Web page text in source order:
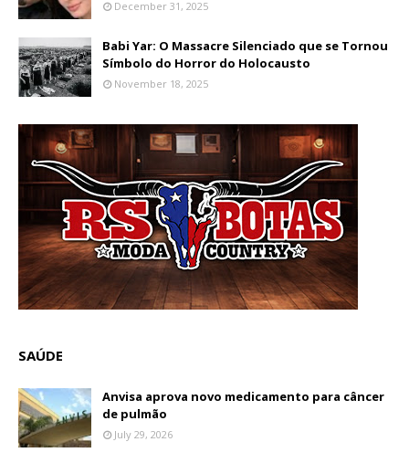
December 31, 2025
Babi Yar: O Massacre Silenciado que se Tornou
Símbolo do Horror do Holocausto
November 18, 2025
SAÚDE
Anvisa aprova novo medicamento para câncer
de pulmão
July 29, 2026